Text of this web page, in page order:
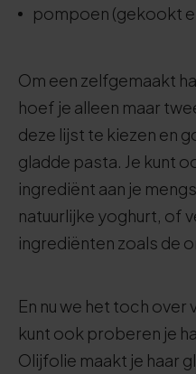
pompoen (gekookt
Om een zelfgemaakt
hoef je alleen maar
deze lijst te kiezen en
gladde pasta. Je kunt
ingrediënt aan je
natuurlijke yoghurt, of
ingrediënten zoals de
En nu we het toch
kunt ook proberen je
Olijfolie maakt je haar